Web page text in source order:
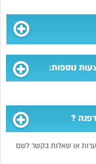
נוספות:
?
או שאלות בקשר לשם